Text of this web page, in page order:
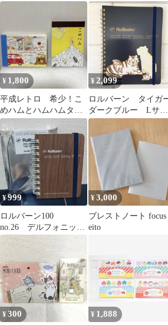
ITS' DEMO
め売り
¥ 1,800
平成レトロ 希少！こ
めハムとハムハムタウ
ン ミニメモ帳
CRUX ハムスター♡
¥2,099
ロルバーン タイガ
ダークブルー Lサイ
ズ 干支 虎 2022
ート
¥999
ロルバーン100
no.26 デルフォニック
ス
¥3,000
ブレストノート focus
eito
¥300 ¥ 1,888